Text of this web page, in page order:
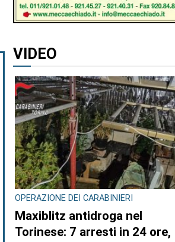
VIDEO
OPERAZIONE DEI CARABINIERI
Maxiblitz antidroga nel
Torinese: 7 arresti in 24 ore,